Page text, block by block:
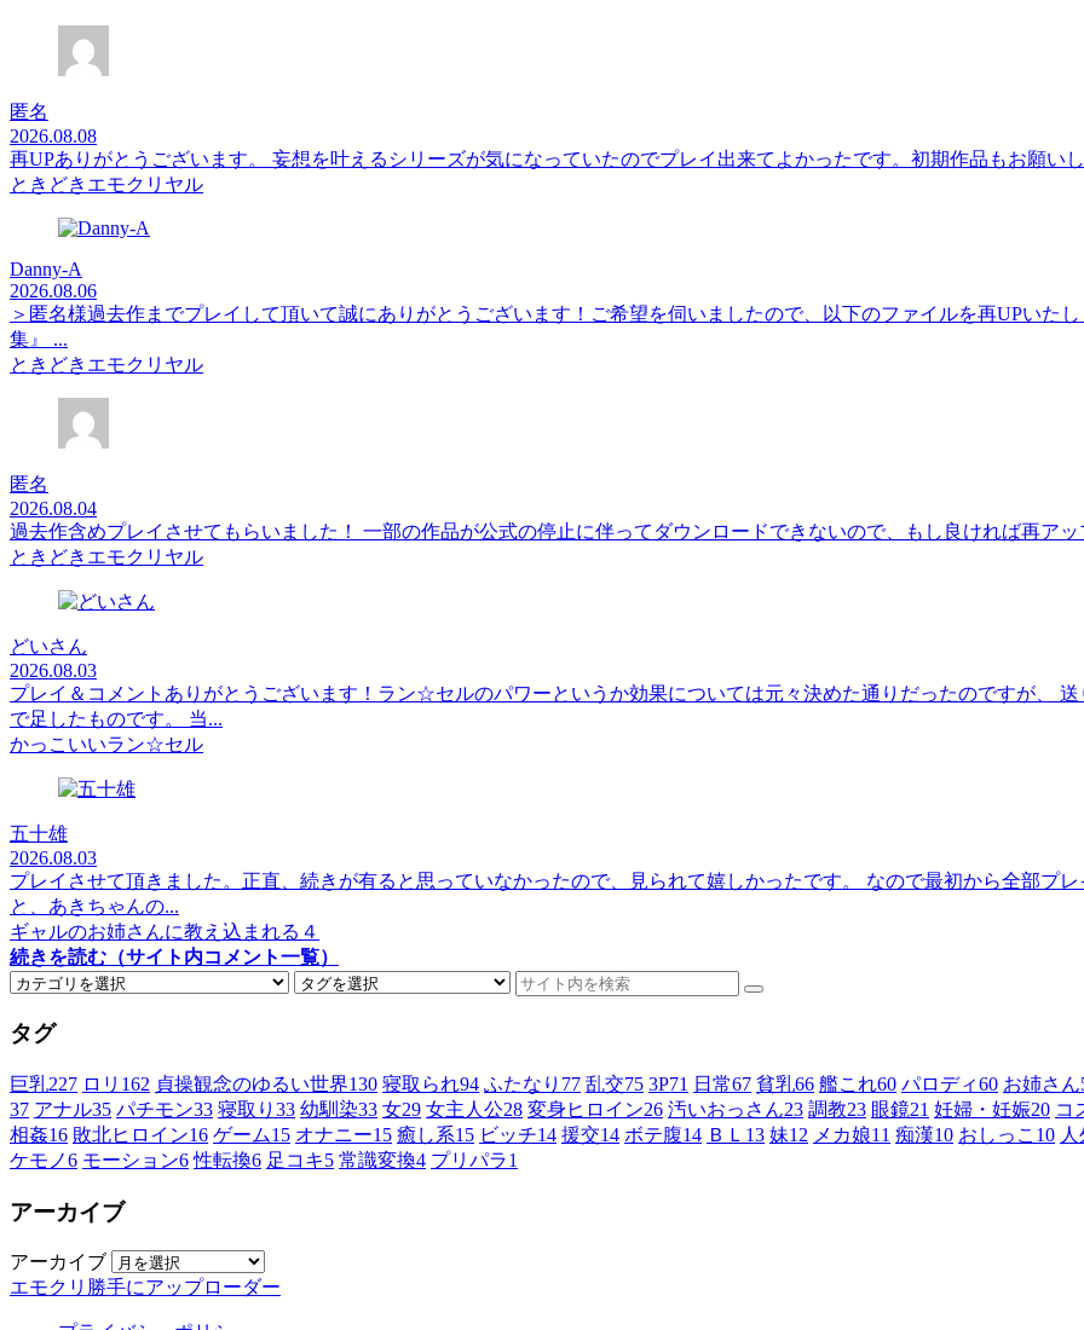
匿名
2026.08.08
再UPありがとうございます。 妄想を叶えるシリーズが気になっていたのでプレイ出来てよかったです。初期作品もお願い
ときどきエモクリヤル
Danny-A
2026.08.06
＞匿名様過去作までプレイして頂いて誠にありがとうございます！ご希望を伺いましたので、以下のファイルを再UPいた
集』 ...
ときどきエモクリヤル
匿名
2026.08.04
過去作含めプレイさせてもらいました！ 一部の作品が公式の停止に伴ってダウンロードできないので、もし良ければ再ア
ときどきエモクリヤル
どいさん
2026.08.03
プレイ＆コメントありがとうございます！ラン☆セルのパワーというか効果については元々決めた通りだったのですが、
で足したものです。 当...
かっこいいラン☆セル
五十雄
2026.08.03
プレイさせて頂きました。正直、続きが有ると思っていなかったので、見られて嬉しかったです。 なので最初から全部プ
と、あきちゃんの...
ギャルのお姉さんに教え込まれる４
続きを読む（サイト内コメント一覧）
タグ
巨乳227 ロリ 162 貞操観念のゆるい世界130 寝取られ94 ふたなり 77 乱交75 3P71 日常67 貧乳66 艦これ60 パロディ60 お姉さん
37 アナル35 パチモン33 寝取り 33 幼馴染33 女29 女主人公28 変身ヒロイン26 汚いおっさん23 調教23 眼鏡21 妊婦・妊娠20 コ
相姦16 敗北ヒロイン16 ゲーム15 オナニー15 癒し系15 ビッチ14 援交14 ボテ腹14 ＢＬ 13 妹12 メカ娘11 痴漢10 おしっこ 10
ケモノ6 モーション6 性転換6 足コキ5 常識変換4 プリパラ1
アーカイブ
アーカイブ
エモクリ勝手にアップローダー